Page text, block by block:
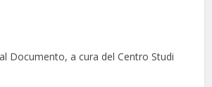
Documento, a cura del Centro Studi